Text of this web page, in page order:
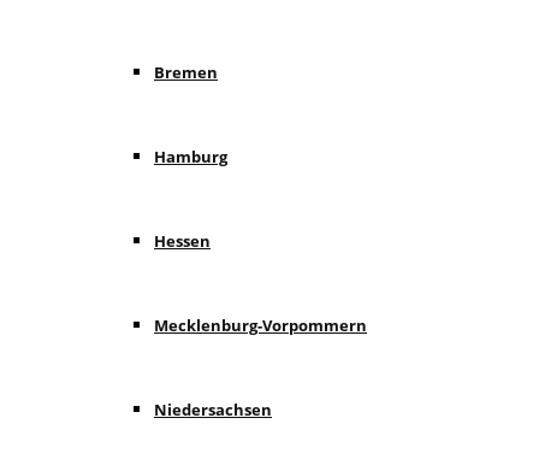
Bremen
Hamburg
Hessen
Mecklenburg-Vorpommern
Niedersachsen